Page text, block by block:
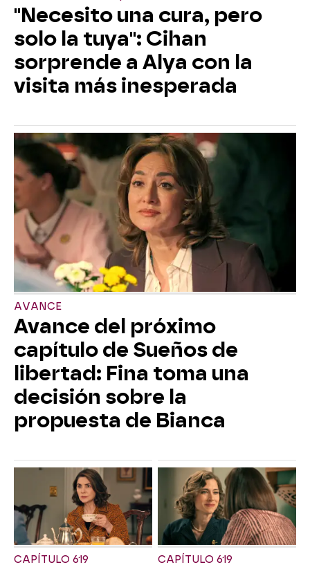
"Necesito una cura, pero
solo la tuya": Cihan
sorprende a Alya con la
visita más inesperada
AVANCE
Avance del próximo
capítulo de Sueños de
libertad: Fina toma una
decisión sobre la
propuesta de Bianca
CAPÍTULO 619 CAPÍTULO 619